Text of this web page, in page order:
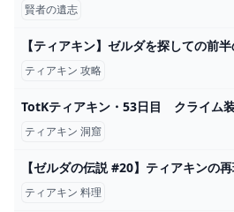
賢者の遺志
ティアキン 攻略
ティアキン 洞窟
ティアキン 料理